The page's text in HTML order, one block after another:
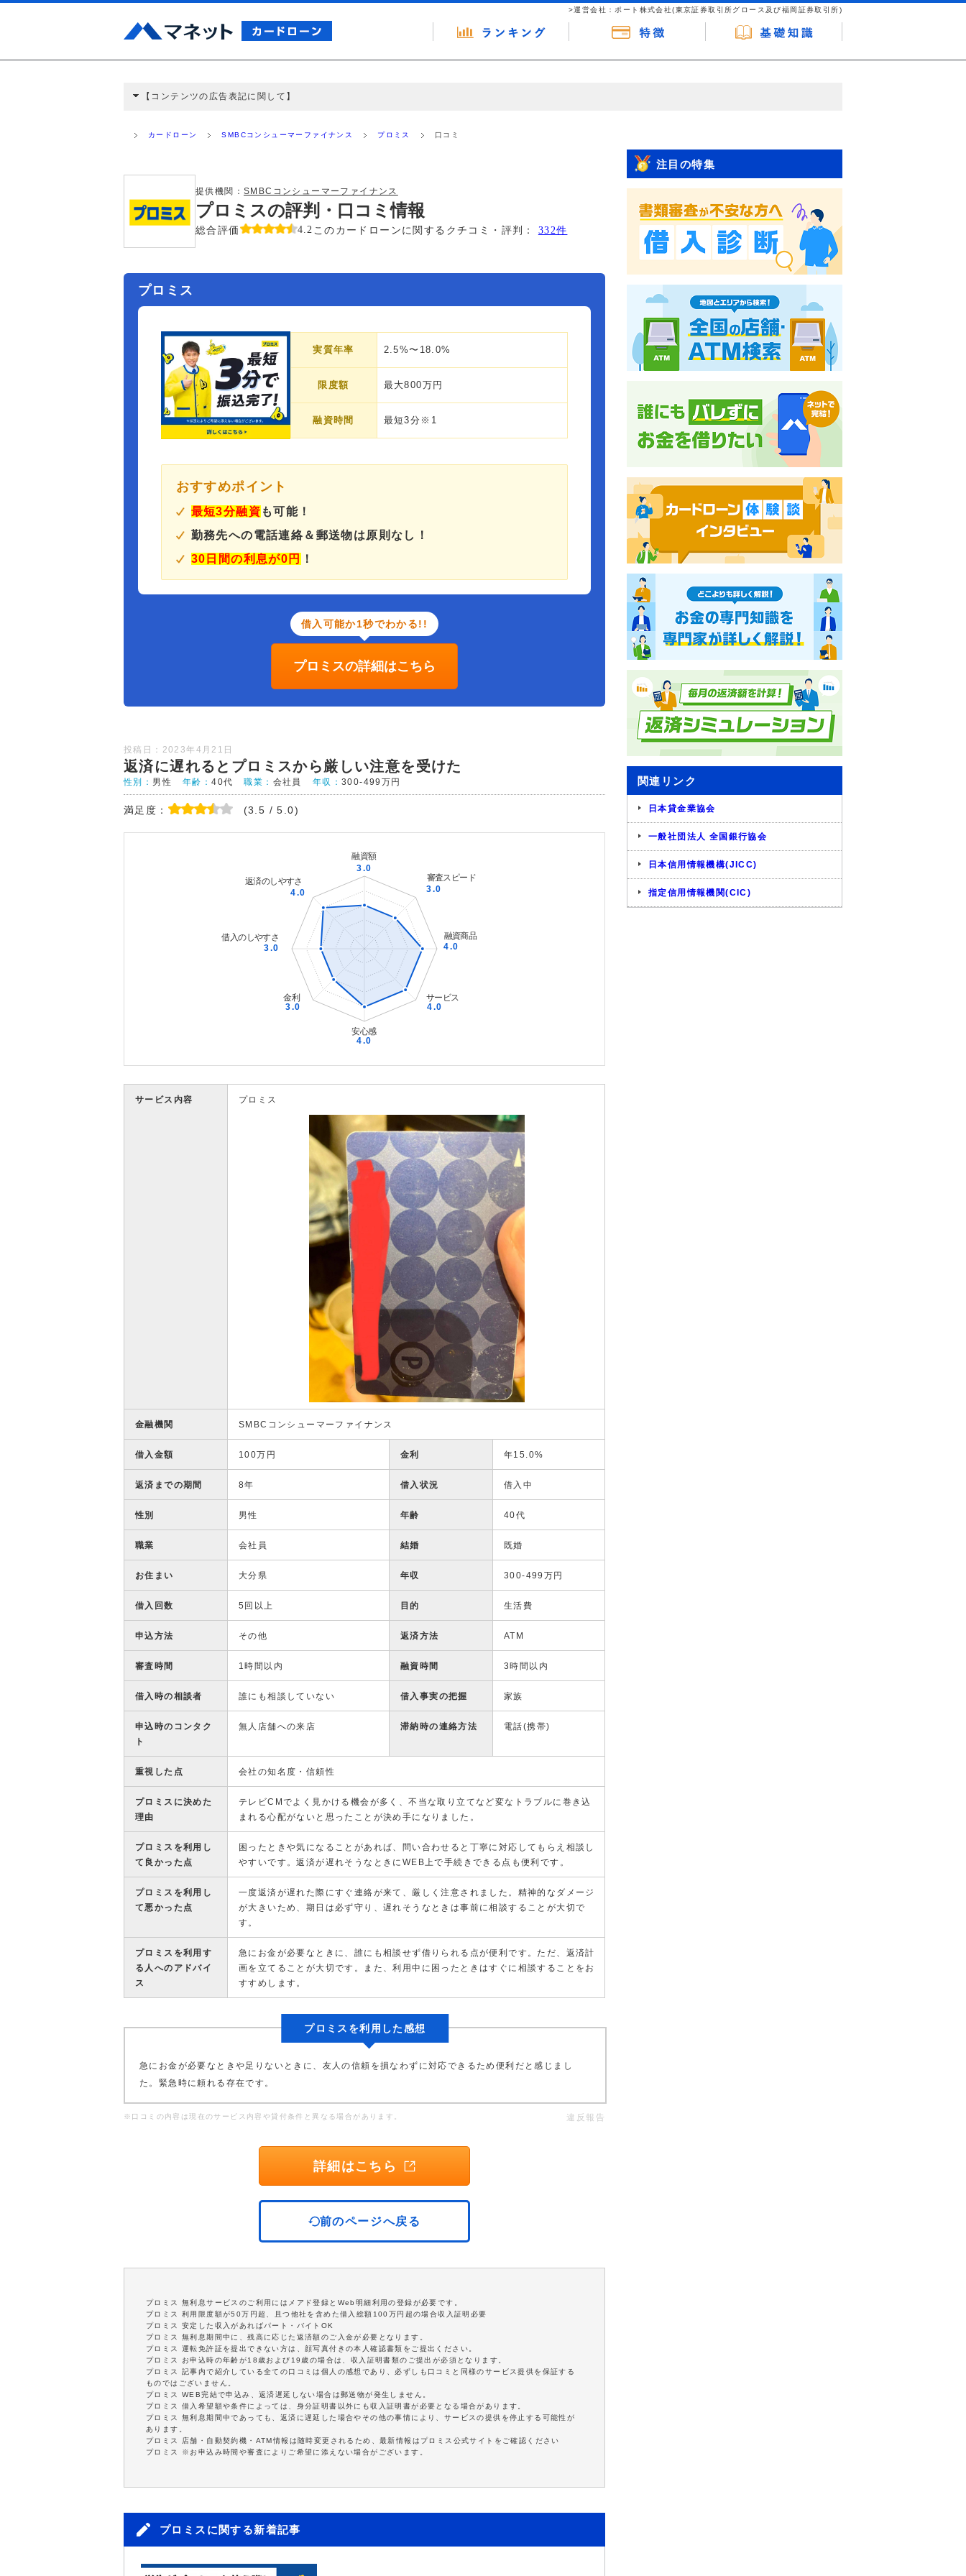
>運営会社：ポート株式会社(東京証券取引所グロース及び福岡証券取引所)
【コンテンツの広告表記に関して】
ミ収集などに基づき、公平性を担保した情報提供を行っています。
カードローン SMBCコンシューマーファイナンス プロミス 口コミ
提供機関： SMBCコンシューマーファイナンス
プロミスの評判・口コミ情報
総合評価 4.2 このカードローンに関するクチコミ・評判： 332件
プロミス
実質年率 2.5%〜18.0%
限度額 最大800万円
融資時間 最短3分※1
おすすめポイント
最短3分融資 も可能！
勤務先への電話連絡＆郵送物は原則なし！
30日間の利息が0円
！
借入可能か1秒でわかる!!
プロミスの詳細はこちら
投稿日：2023年4月21日
返済に遅れるとプロミスから厳しい注意を受けた
性別： 男性 年齢：40代 職業： 会社員 年収：300-499万円
満足度： (3.5 / 5.0)
サービス内容 プロミス
金融機関 SMBCコンシューマーファイナンス
借入金額 100万円 金利 年15.0%
返済までの期間 8年 借入状況 借入中
性別 男性 年齢 40代
職業 会社員 結婚 既婚
お住まい 大分県 年収 300-499万円
借入回数 5回以上 目的 生活費
申込方法 その他 返済方法 ATM
審査時間 1時間以内 融資時間 3時間以内
借入時の相談者 誰にも相談していない 借入事実の把握 家族
申込時のコンタク
ト
無人店舗への来店 滞納時の連絡方法 電話(携帯)
重視した点 会社の知名度・信頼性
プロミスに決めた
理由
テレビCMでよく見かける機会が多く、不当な取り立てなど変なトラブルに巻き込
まれる心配がないと思ったことが決め手になりました。
プロミスを利用し
て良かった点
困ったときや気になることがあれば、問い合わせると丁寧に対応してもらえ相談し
やすいです。返済が遅れそうなときにWEB上で手続きできる点も便利です。
プロミスを利用し
て悪かった点
一度返済が遅れた際にすぐ連絡が来て、厳しく注意されました。精神的なダメージ
が大きいため、期日は必ず守り、遅れそうなときは事前に相談することが大切で
す。
プロミスを利用す
る人へのアドバイ
ス
急にお金が必要なときに、誰にも相談せず借りられる点が便利です。ただ、返済計
画を立てることが大切です。また、利用中に困ったときはすぐに相談することをお
すすめします。
プロミスを利用した感想
急にお金が必要なときや足りないときに、友人の信頼を損なわずに対応できるため便利だと感じまし
た。緊急時に頼れる存在です。
※口コミの内容は現在のサービス内容や貸付条件と異なる場合があります。 違反報告
詳細はこちら
前のページへ戻る
プロミス 無利息サービスのご利用にはメアド登録とWeb明細利用の登録が必要です。
プロミス 利用限度額が50万円超、且つ他社を含めた借入総額100万円超の場合収入証明必要
プロミス 安定した収入があればパート・バイトOK
プロミス 無利息期間中に、残高に応じた返済額のご入金が必要となります。
プロミス 運転免許証を提出できない方は、顔写真付きの本人確認書類をご提出ください。
プロミス お申込時の年齢が18歳および19歳の場合は、収入証明書類のご提出が必須となります。
プロミス 記事内で紹介している全ての口コミは個人の感想であり、必ずしも口コミと同様のサービス提供を保証する
ものではございません。
プロミス WEB完結で申込み、返済遅延しない場合は郵送物が発生しません。
プロミス 借入希望額や条件によっては、身分証明書以外にも収入証明書が必要となる場合があります。
プロミス 無利息期間中であっても、返済に遅延した場合やその他の事情により、サービスの提供を停止する可能性が
あります。
プロミス 店舗・自動契約機・ATM情報は随時変更されるため、最新情報はプロミス公式サイトをご確認ください
プロミス ※お申込み時間や審査によりご希望に添えない場合がございます。
プロミスに関する新着記事
注目の特集
関連リンク
日本貸金業協会
一般社団法人 全国銀行協会
日本信用情報機構(JICC)
指定信用情報機関(CIC)